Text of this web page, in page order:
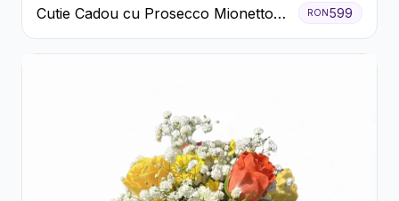
Cutie Cadou cu Prosecco Mionetto
Ferrero Rocher și Flori Pastelate
RON 599